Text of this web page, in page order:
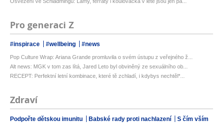
Pro generaci Z
#inspirace #wellbeing #news
Pop Culture Wrap: Ariana Grande promluvila o svém ústupu z veřejného ž...
Alt news: MGK v tom zas lítá, Jared Leto byl obviněný ze sexuálního ob...
RECEPT: Perfektní letní kombinace, které tě zchladí, i kdybys nechtěl*...
Zdraví
Podpořte dětskou imunitu Babské rady proti nachlazení
S čím vším